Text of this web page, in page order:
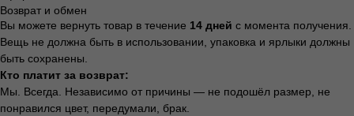
Возврат и обмен
Вы можете вернуть товар в течение 14 дней с момента получения.
Вещь не должна быть в использовании, упаковка и ярлыки должны
быть сохранены.
Кто платит за возврат:
Мы. Всегда. Независимо от причины — не подошёл размер, не
понравился цвет, передумали, брак.